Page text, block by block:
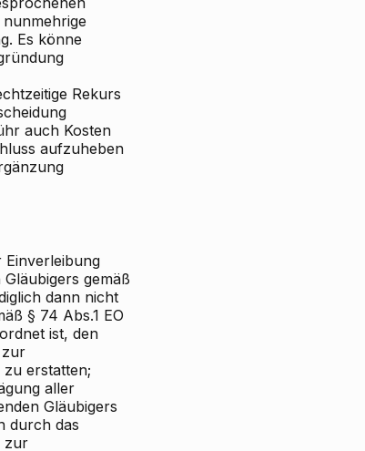
Es könne
Rekurs
auch Kosten
aufzuheben
Einverleibung
gemäß
dann nicht
§ 74 Abs.1 EO
ist, den
zur
erstatten;
aller
Gläubigers
durch das
zur